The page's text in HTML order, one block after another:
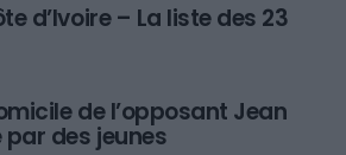
d’Ivoire – La liste des 23
de l’opposant Jean
des jeunes